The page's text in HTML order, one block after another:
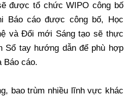
được tổ chức WIPO công bố
Báo cáo được công bố, Học
và Đổi mới Sáng tạo sẽ thực
Sổ tay hướng dẫn để phù hợp
Báo cáo.
bao trùm nhiều lĩnh vực khác